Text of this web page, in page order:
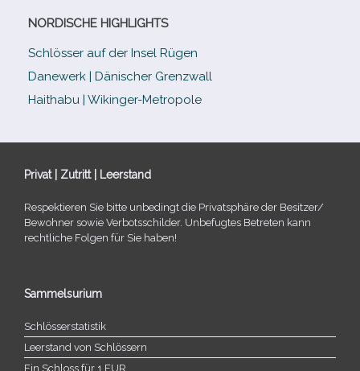
NORDISCHE HIGHLIGHTS
Schlösser auf der Insel Rügen
Danewerk | Dänischer Grenzwall
Haithabu | Wikinger-Metropole
Privat | Zutritt | Leerstand
Respektieren Sie bitte unbe­dingt die Privatsphäre der Besitzer/​
Bewohner sowie Verbotsschilder. Unbefugtes Betreten kann
recht­li­che Folgen für Sie haben!
Sammelsurium
Schlösserstatistik
Leerstand von Schlössern
Ein Schloss für 1 EUR